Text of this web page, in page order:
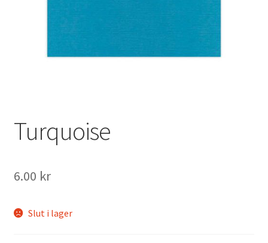
Turquoise
6.00 kr
Slut i lager